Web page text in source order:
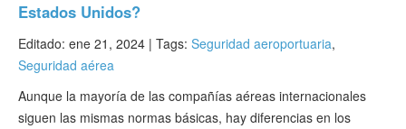
Estados Unidos?
Editado: ene 21, 2024 | Tags: Seguridad aeroportuaria,
Seguridad aérea
Aunque la mayoría de las compañías aéreas internacionales
siguen las mismas normas básicas, hay diferencias en los